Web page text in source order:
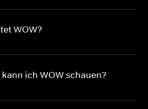
WOW?
ich WOW schauen?